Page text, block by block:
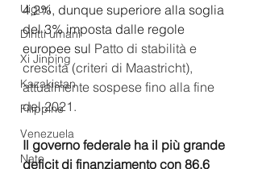
Uiguri
Diritti umani
Xi Jinping
Kazakistan
Filippine
Venezuela
Nato
4,2%, dunque superiore alla soglia
del 3% imposta dalle regole
europee sul Patto di stabilità e
crescita (criteri di Maastricht),
attualmente sospese fino alla fine
del 2021.
Il governo federale ha il più grande
deficit di finanziamento con 86,6